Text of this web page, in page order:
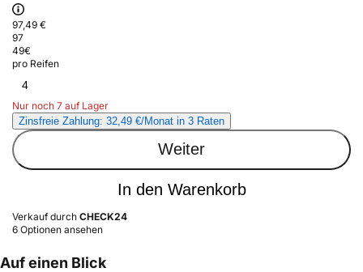
97,49 €
97
49€
pro Reifen
4
Nur noch 7 auf Lager
Zinsfreie Zahlung: 32,49 €/Monat in 3 Raten
Weiter
In den Warenkorb
Verkauf durch CHECK24
6 Optionen ansehen
Auf einen Blick